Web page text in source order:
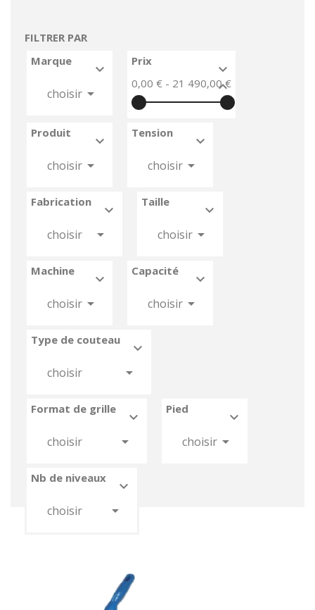
FILTRER PAR
Marque

choisir 
Prix


0,00 € - 21 490,00 €
Produit

choisir 
Tension

choisir 
Fabrication

choisir 
Taille

choisir
Machine

choisir 
Capacité

choisir 
Type de couteau

choisir 
Format de grille

choisir 
Pied

choisir
Nb de niveaux

choisir 